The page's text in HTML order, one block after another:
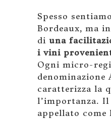
Spesso
Bordeaux, ma
di una
i vini
Ogni micro-
denominazione
caratterizza la
l’importanza. Il
appellato come